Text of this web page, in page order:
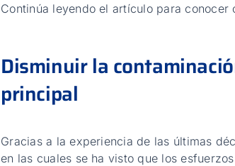
Continúa leyendo el artículo para conocer
Disminuir la
principal
Gracias a la experiencia de las últimas
en las cuales se ha visto que los